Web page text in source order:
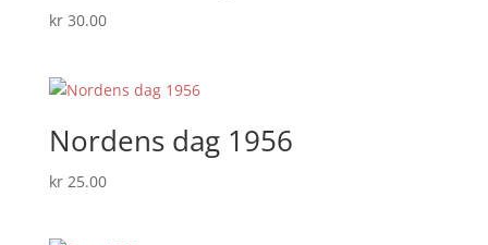
kr30.00
Nordens dag 1956
kr25.00